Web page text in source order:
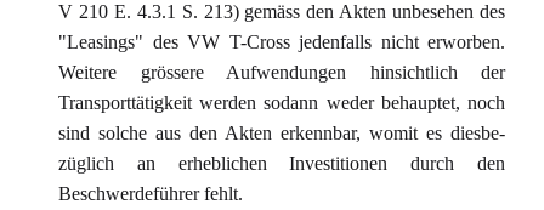
V 210 E. 4.3.1 S. 213) gemäss den Akten unbesehen des
"Leasings" des VW T-Cross jedenfalls nicht erworben.
Weitere grössere Aufwendungen hinsichtlich der
Transporttätigkeit werden sodann weder behauptet, noch
sind solche aus den Akten erkennbar, womit es diesbe-
züglich an erheblichen Investitionen durch den
Beschwerdeführer fehlt.